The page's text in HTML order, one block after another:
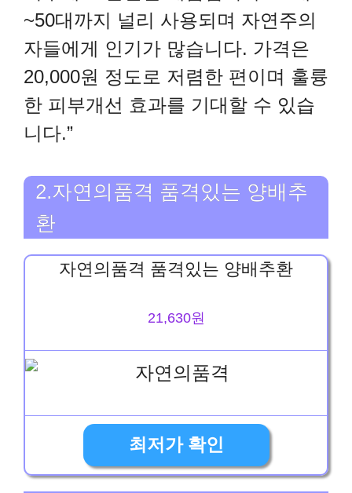
~50대까지 널리 사용되며 자연주의
자들에게 인기가 많습니다. 가격은
20,000원 정도로 저렴한 편이며 훌륭
한 피부개선 효과를 기대할 수 있습
니다.”
2.자연의품격 품격있는 양배추
환
자연의품격 품격있는 양배추환
21,630원
최저가 확인